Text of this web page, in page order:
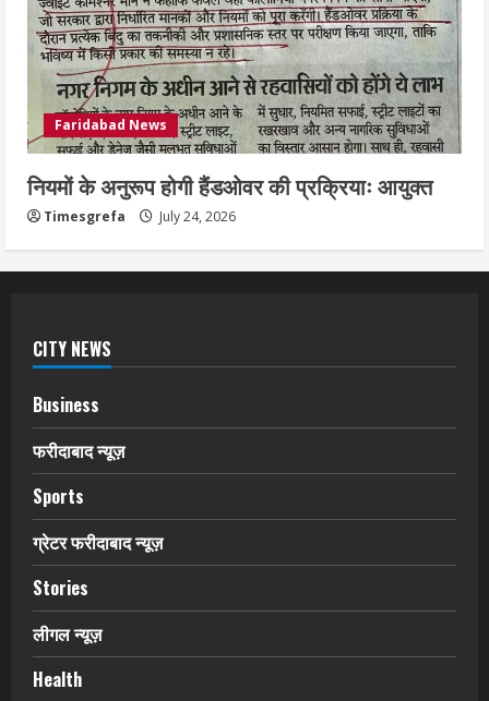
Faridabad News
नियमों के अनुरूप होगी हैंडओवर की प्रक्रियाः आयुक्त
Timesgrefa July 24, 2026
CITY NEWS
Business
फरीदाबाद न्यूज़
Sports
ग्रेटर फरीदाबाद न्यूज़
Stories
लीगल न्यूज़
Health